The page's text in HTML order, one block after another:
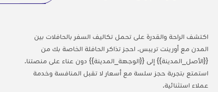
اكتشف الراحة والقدرة على تحمل تكاليف السفر بالحافلات بين
المدن مع أورينت تريبس. احجز تذاكر الحافلة الخاصة بك من
{{الأصل_المدينة}} إلى {{الوجهة_المدينة}} دون عناء على منصتنا.
استمتع بتجربة حجز سلسة مع أسعار لا تقبل المنافسة وخدمة
عملاء استثنائية.